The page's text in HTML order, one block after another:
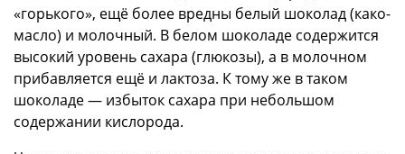
«горького», ещё более вредны белый шоколад (како-
масло) и молочный. В белом шоколаде содержится
высокий уровень сахара (глюкозы), а в молочном
прибавляется ещё и лактоза. К тому же в таком
шоколаде — избыток сахара при небольшом
содержании кислорода.